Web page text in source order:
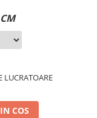
LUCRATOARE
COS